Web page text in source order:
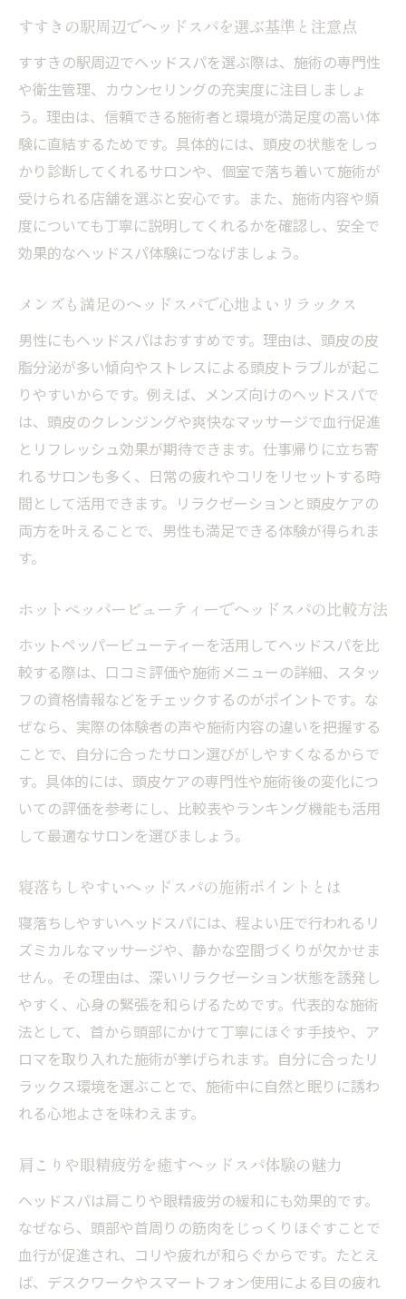
用術
説
メンズ向けヘッドスパの効果と特徴につい
フェイスラインも整うヘッドスパの楽しみ
方
ヘッドスパならではのリラクゼーションを堪能
しよう
る方法
寝落ちするほど癒されるヘッドスパの魅力
に迫る
肩こりや眼精疲労緩和に役立つヘッドスパ
体験談
頭皮の健康維持に役立つヘッドスパの選び
方
ヘッドスパで睡眠の質が向上する理由を解
説
メンズに選ばれるヘッドスパのメリットを
解説
すすきの駅周辺でメンズ向けヘッドスパを
探す
頭皮ケアとリラクゼーションを兼ねた施術
体験
フェイスケアもできるヘッドスパの新提案
ヘッドスパで得られるメンズ美容効果とは
頭皮ケアや肩こり解消に役立つヘッドスパ活用
術
ヘッドスパで肩こりと頭皮トラブルを同時
にケア
眼精疲労にも効果的なヘッドスパ選びのコ
ツ
頭皮ケアに最適な施術内容は何かを解説
定期的なヘッドスパで健康的な髪を保つ方
肩こり解消に役立つヘッドスパの新しい活
用法
ヘッドスパを毎月受けるメリットと頻度の目安
すすきの駅周辺でヘッドスパを選ぶ基準と注意点
すすきの駅周辺でヘッドスパを選ぶ際は、施術の専門性
や衛生管理、カウンセリングの充実度に注目しましょ
う。理由は、信頼できる施術者と環境が満足度の高い体
験に直結するためです。具体的には、頭皮の状態をしっ
かり診断してくれるサロンや、個室で落ち着いて施術が
受けられる店舗を選ぶと安心です。また、施術内容や頻
度についても丁寧に説明してくれるかを確認し、安全で
効果的なヘッドスパ体験につなげましょう。
メンズも満足のヘッドスパで心地よいリラックス
男性にもヘッドスパはおすすめです。理由は、頭皮の皮
脂分泌が多い傾向やストレスによる頭皮トラブルが起こ
りやすいからです。例えば、メンズ向けのヘッドスパで
は、頭皮のクレンジングや爽快なマッサージで血行促進
とリフレッシュ効果が期待できます。仕事帰りに立ち寄
れるサロンも多く、日常の疲れやコリをリセットする時
間として活用できます。リラクゼーションと頭皮ケアの
両方を叶えることで、男性も満足できる体験が得られま
す。
ホットペッパービューティーでヘッドスパの比較方法
ホットペッパービューティーを活用してヘッドスパを比
較する際は、口コミ評価や施術メニューの詳細、スタッ
フの資格情報などをチェックするのがポイントです。な
ぜなら、実際の体験者の声や施術内容の違いを把握する
ことで、自分に合ったサロン選びがしやすくなるからで
す。具体的には、頭皮ケアの専門性や施術後の変化につ
いての評価を参考にし、比較表やランキング機能も活用
して最適なサロンを選びましょう。
寝落ちしやすいヘッドスパの施術ポイントとは
寝落ちしやすいヘッドスパには、程よい圧で行われるリ
ズミカルなマッサージや、静かな空間づくりが欠かせま
せん。その理由は、深いリラクゼーション状態を誘発し
やすく、心身の緊張を和らげるためです。代表的な施術
法として、首から頭部にかけて丁寧にほぐす手技や、ア
ロマを取り入れた施術が挙げられます。自分に合ったリ
ラックス環境を選ぶことで、施術中に自然と眠りに誘わ
れる心地よさを味わえます。
肩こりや眼精疲労を癒すヘッドスパ体験の魅力
ヘッドスパは肩こりや眼精疲労の緩和にも効果的です。
なぜなら、頭部や首周りの筋肉をじっくりほぐすことで
血行が促進され、コリや疲れが和らぐからです。たとえ
ば、デスクワークやスマートフォン使用による目の疲れ